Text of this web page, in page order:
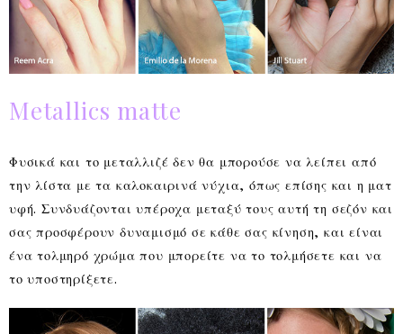
Metallics matte
Φυσικά και το μεταλλιζέ δεν θα μπορούσε να λείπει από
την λίστα με τα καλοκαιρινά νύχια, όπως επίσης και η ματ
υφή. Συνδυάζονται υπέροχα μεταξύ τους αυτή τη σεζόν και
σας προσφέρουν δυναμισμό σε κάθε σας κίνηση, και είναι
ένα τολμηρό χρώμα που μπορείτε να το τολμήσετε και να
το υποστηρίξετε.